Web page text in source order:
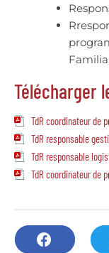
Télécharger
TdR coordinateur de
TdR responsable
TdR responsable
TdR coordinateur de